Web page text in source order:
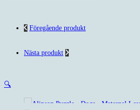
webbplatsFöregående produkt
Nästa produkt
🔍